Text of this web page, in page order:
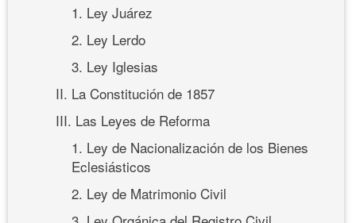
1. Ley Juárez
2. Ley Lerdo
3. Ley Iglesias
II. La Constitución de 1857
III. Las Leyes de Reforma
1. Ley de Nacionalización de los Bienes
Eclesiásticos
2. Ley de Matrimonio Civil